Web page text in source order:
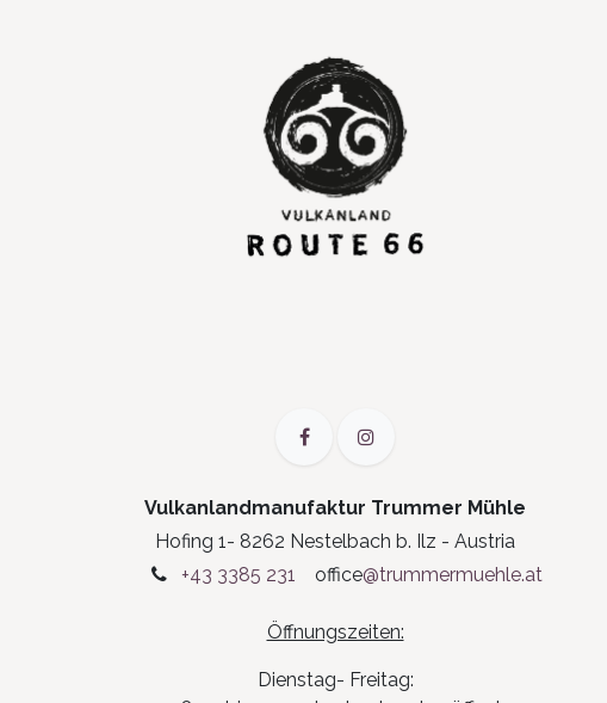
Vulkanlandmanufaktur Trummer Mühle
Hofing 1- 8262 Nestelbach b. Ilz - Austria
+43 3385 231
office@trummermuehle.at
Öffnungszeiten:
Dienstag- Freitag: